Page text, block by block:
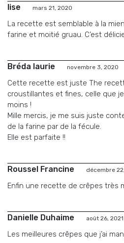
lise mars 21, 2020
La recette est semblable à la
farine et moitié gruau. C’est
Bréda laurie novembre 3, 2020
Cette recette est juste The
croustillantes et fines, celle que
moins !
Mille mercis, je me suis juste
de la farine par de la fécule.
Elle est parfaite !!
Roussel Francine décembre
Enfin une recette de crêpes très
Danielle Duhaime août 26, 2021
Les meilleures crêpes que j’ai